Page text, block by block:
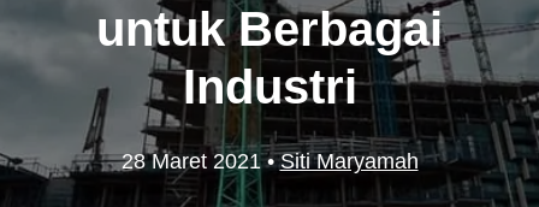
untuk Berbagai
Industri
28 Maret 2021•Siti Maryamah